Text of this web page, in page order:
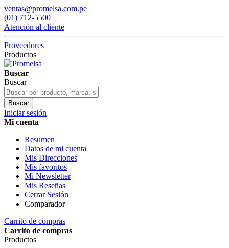
ventas@promelsa.com.pe
(01) 712-5500
Atención al cliente
Proveedores
Productos
Buscar
Buscar
Buscar
Iniciar sesión
Mi cuenta
Resumen
Datos de mi cuenta
Mis Direcciones
Mis favoritos
Mi Newsletter
Mis Reseñas
Cerrar Sesión
Comparador
Carrito de compras
Carrito de compras
Productos